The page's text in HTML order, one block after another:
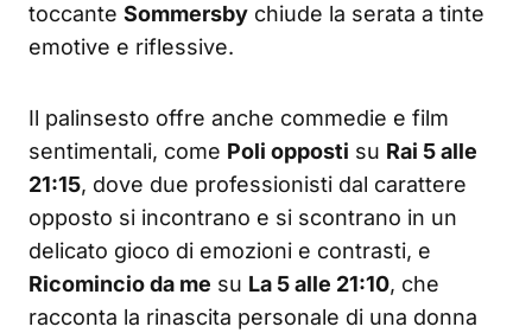
toccante Sommersby chiude la serata a tinte
emotive e riflessive.
Il palinsesto offre anche commedie e film
sentimentali, come Poli opposti su Rai 5 alle
21:15, dove due professionisti dal carattere
opposto si incontrano e si scontrano in un
delicato gioco di emozioni e contrasti, e
Ricomincio da me su La 5 alle 21:10, che
racconta la rinascita personale di una donna